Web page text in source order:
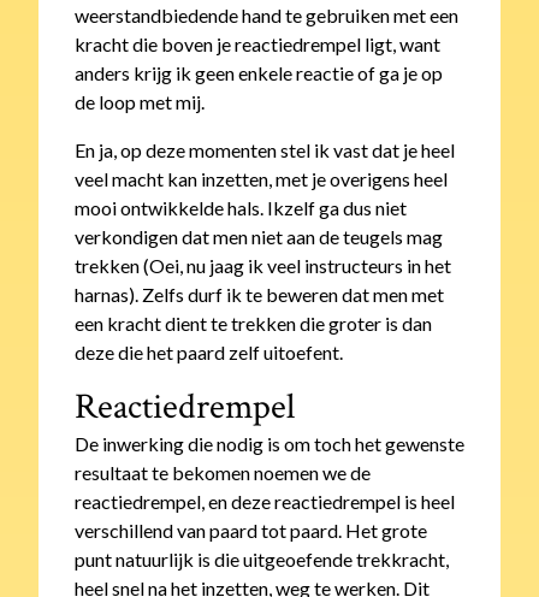
weerstandbiedende hand te gebruiken met een
kracht die boven je reactiedrempel ligt, want
anders krijg ik geen enkele reactie of ga je op
de loop met mij.
En ja, op deze momenten stel ik vast dat je heel
veel macht kan inzetten, met je overigens heel
mooi ontwikkelde hals. Ikzelf ga dus niet
verkondigen dat men niet aan de teugels mag
trekken (Oei, nu jaag ik veel instructeurs in het
harnas). Zelfs durf ik te beweren dat men met
een kracht dient te trekken die groter is dan
deze die het paard zelf uitoefent.
Reactiedrempel
De inwerking die nodig is om toch het gewenste
resultaat te bekomen noemen we de
reactiedrempel, en deze reactiedrempel is heel
verschillend van paard tot paard. Het grote
punt natuurlijk is die uitgeoefende trekkracht,
heel snel na het inzetten, weg te werken. Dit